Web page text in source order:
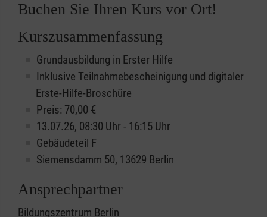
Buchen Sie Ihren Kurs vor Ort!
Kurszusammenfassung
Grundausbildung in Erster Hilfe
Inklusive Teilnahmebescheinigung und digitaler
Erste-Hilfe-Broschüre
Preis: 70,00 €
13.07.26, 08:30 Uhr - 16:15 Uhr
Gebäudeteil F
Siemensdamm 50, 13629 Berlin
Ansprechpartner
Bildungszentrum Berlin